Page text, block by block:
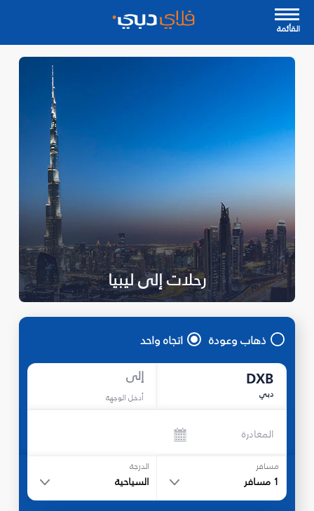
القأئمة
رحلات إلى ليبيا
ذهاب وعودة اتجاه واحد
DXB
دبي
إلى
أدخل الوجهة
المغادرة
مسافر
1 مسافر
الدرجة
السياحية